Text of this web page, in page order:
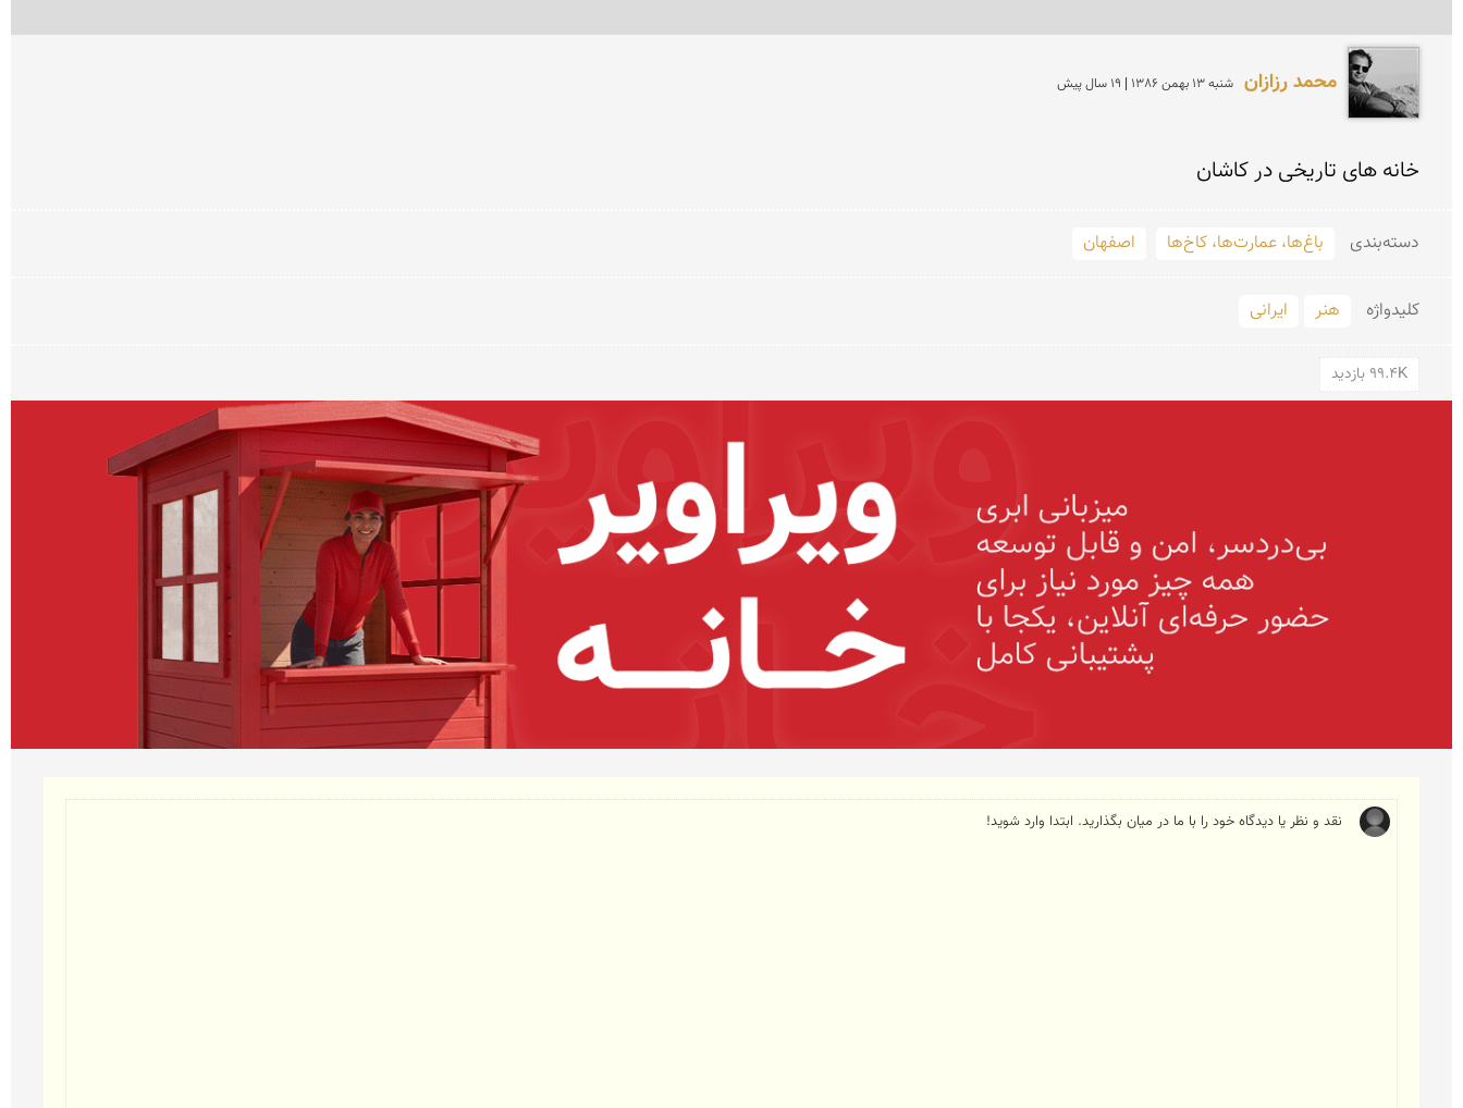
محمد رزازان شنبه 13 بهمن 1386 | 19 سال پیش
خانه های تاریخی در كاشان
دسته‌بندی باغ‌ها، عمارت‌ها، کاخ‌ها اصفهان
کلید‌واژه هنر ایرانی
99.4K بازدید